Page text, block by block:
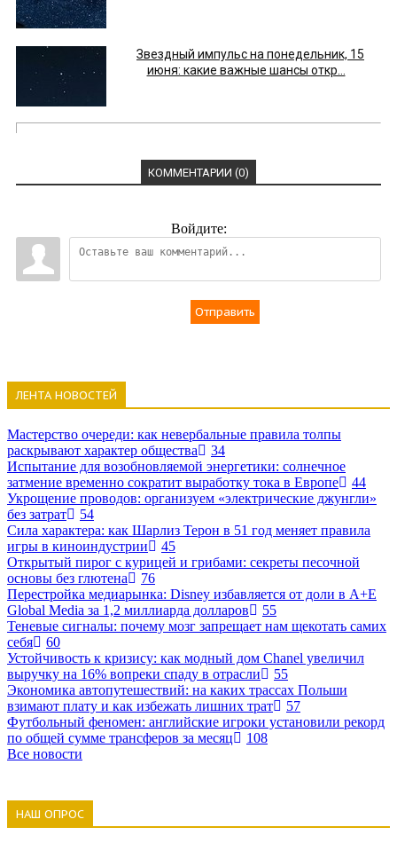
Звездный импульс на понедельник, 15
июня: какие важные шансы откр...
КОММЕНТАРИИ (0)
Войдите:
Отправить
ЛЕНТА НОВОСТЕЙ
Мастерство очереди: как невербальные правила толпы
раскрывают характер общества
34
Испытание для возобновляемой энергетики: солнечное
затмение временно сократит выработку тока в Европе
44
Укрощение проводов: организуем «электрические джунгли»
без затрат
54
Сила характера: как Шарлиз Терон в 51 год меняет правила
игры в киноиндустрии
45
Открытый пирог с курицей и грибами: секреты песочной
основы без глютена
76
Перестройка медиарынка: Disney избавляется от доли в A+E
Global Media за 1,2 миллиарда долларов
55
Теневые сигналы: почему мозг запрещает нам щекотать самих
себя
60
Устойчивость к кризису: как модный дом Chanel увеличил
выручку на 16% вопреки спаду в отрасли
55
Экономика автопутешествий: на каких трассах Польши
взимают плату и как избежать лишних трат
57
Футбольный феномен: английские игроки установили рекорд
по общей сумме трансферов за месяц
108
Все новости
НАШ ОПРОС